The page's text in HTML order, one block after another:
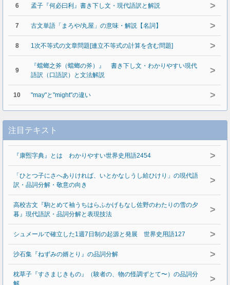
6 孟子『何必曰利』書き下し文・現代語訳と解説 >
7 古文単語「まろや/丸屋」の意味・解説【名詞】 >
8 1次不等式の文章問題[連立不等式の計算を含む問題] >
9
『蟷螂之斧（蟷螂の斧）』 書き下し文・わかりやすい現代
語訳（口語訳）と文法解説
>
10 "may"と"might"の違い >
注目テキスト
『康煕字典』とは わかりやすい世界史用語2454 >
「ひとつ子にさへありければ、いとかなしうし給ひけり」の現代語
訳・品詞分解・敬意の向き
>
高校古文『駒とめて袖うちはらふかげもなし佐野のわたりの雪の夕
暮』現代語訳・品詞分解と表現技法
>
シュメールで確立した1週7日制の起源と発展 世界史用語127 >
沙石集『ねずみの婿とり』の品詞分解 >
枕草子『すさまじきもの』（験者の、物の怪調ずとて〜）の品詞分
解
>